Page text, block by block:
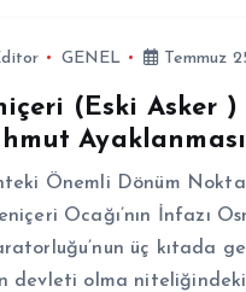
GENEL Temmuz
(Eski Asker )
Ayaklanması
Önemli Dönüm
Ocağı’nın İnfazı
üç kıtada
devleti olma niteliğindeki